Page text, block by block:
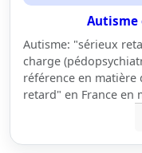
Autisme
Autisme: "sérieux
charge
référence en
retard" en France en